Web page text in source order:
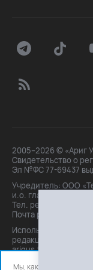
2005–2026 © «Ариг
Свидетельство о
Эл №ФС 77-69437
Учредитель: ООО
и.о. главного
Тел. peдakции:
Почта peдakции:
Использование
редакции. При
arigus.tv обязательна.
Мы, как и все